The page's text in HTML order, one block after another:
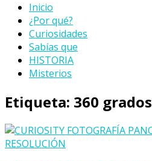
Inicio
¿Por qué?
Curiosidades
Sabías que
HISTORIA
Misterios
Etiqueta: 360 grados